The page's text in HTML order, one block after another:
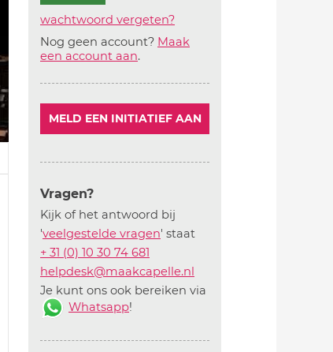
wachtwoord vergeten?
Nog geen account? Maak
een account aan.
MELD EEN INITIATIEF AAN
Vragen?
Kijk of het antwoord bij
'veelgestelde vragen' staat
+ 31 (0) 10 30 74 681
helpdesk@maakcapelle.nl
Je kunt ons ook bereiken via
Whatsapp!